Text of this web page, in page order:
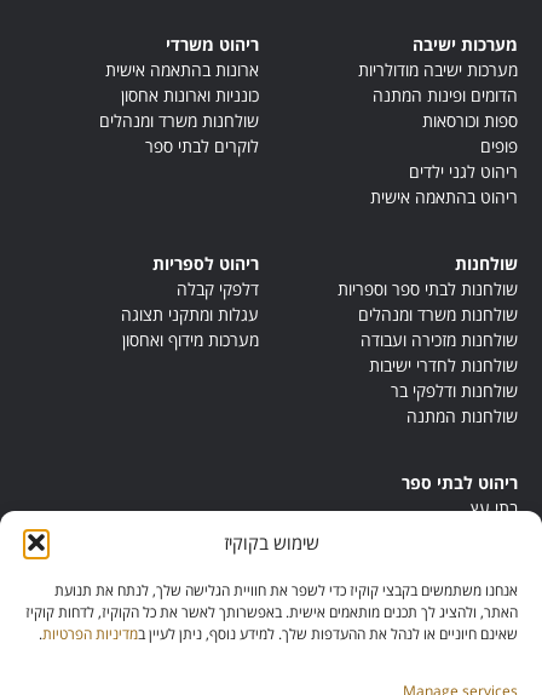
שימוש בקוקיז
אנחנו משתמשים בקבצי קוקיז כדי לשפר את חוויית הגלישה שלך, לנתח את תנועת
האתר, ולהציג לך תכנים מותאמים אישית. באפשרותך לאשר את כל הקוקיז, לדחות קוקיז
שאינם חיוניים או לנהל את ההעדפות שלך. למידע נוסף, ניתן לעיין במדיניות הפרטיות.
Manage services
מערכות ישיבה
מערכות ישיבה מודולריות
הדומים ופינות המתנה
ספות וכורסאות
פופים
ריהוט לגני ילדים
ריהוט בהתאמה אישית
ריהוט משרדי
ארונות בהתאמה אישית
כונניות וארונות אחסון
שולחנות משרד ומנהלים
לוקרים לבתי ספר
שולחנות
שולחנות לבתי ספר וספריות
שולחנות משרד ומנהלים
שולחנות מזכירה ועבודה
שולחנות לחדרי ישיבות
שולחנות ודלפקי בר
שולחנות המתנה
ריהוט לספריות
דלפקי קבלה
עגלות ומתקני תצוגה
מערכות מידוף ואחסון
ריהוט לבתי ספר
בתי עץ
ריהוט מונטסורי
ריהוט אנתרופוסופי